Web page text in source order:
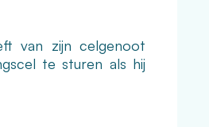
van zijn celgenoot
te sturen als hij